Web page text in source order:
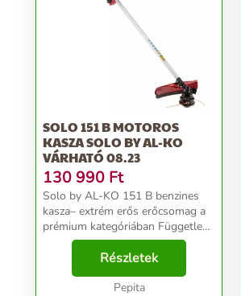
SOLO 151 B MOTOROS
KASZA SOLO BY AL-KO
VÁRHATÓ 08.23
130 990 Ft
Solo by AL-KO 151 B benzines
kasza– extrém erős erőcsomag a
prémium kategóriában Független
vágás, mint egy profi, robusztus,
hatékony és egyszerű kezelés: a
solo by AL-KO 151 B benzines
kasza lenyűgöz...
Részletek
Pepita